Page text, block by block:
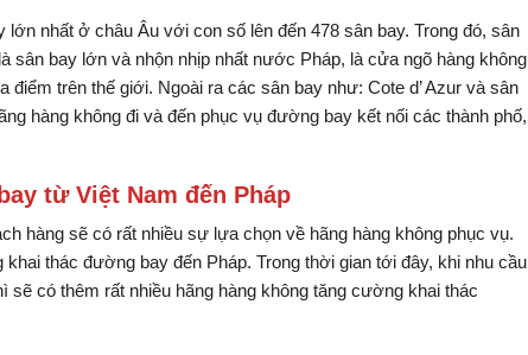
nhất ở châu Âu với con số lên đến 478 sân bay. Trong đó, sân
sân bay lớn và nhộn nhịp nhất nước Pháp, là cửa ngõ hàng không
trên thế giới. Ngoài ra các sân bay như: Cote d’ Azur và sân
hàng không đi và đến phục vụ đường bay kết nối các thành phố,
từ Việt Nam đến Pháp
hàng sẽ có rất nhiều sự lựa chọn về hãng hàng không phục vụ.
thác đường bay đến Pháp. Trong thời gian tới đây, khi nhu cầu
có thêm rất nhiều hãng hàng không tăng cường khai thác